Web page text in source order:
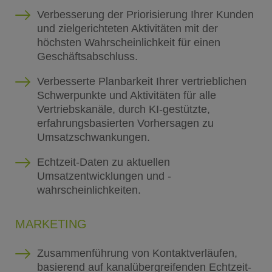
Verbesserung der Priorisierung Ihrer Kunden
und zielgerichteten Aktivitäten mit der
höchsten Wahrscheinlichkeit für einen
Geschäftsabschluss.
Verbesserte Planbarkeit Ihrer vertrieblichen
Schwerpunkte und Aktivitäten für alle
Vertriebskanäle, durch KI-gestützte,
erfahrungsbasierten Vorhersagen zu
Umsatzschwankungen.
Echtzeit-Daten zu aktuellen
Umsatzentwicklungen und -
wahrscheinlichkeiten.
MARKETING
Zusammenführung von Kontaktverläufen,
basierend auf kanalübergreifenden Echtzeit-